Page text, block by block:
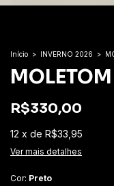
Início > INVERNO 2026 >
R$330,00
12 x de R$33,95
Ver mais detalhes
Cor: Preto